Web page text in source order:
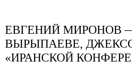
ЕВГЕНИЙ МИРОНОВ
ВЫРЫПАЕВЕ,
«ИРАНСКОЙ